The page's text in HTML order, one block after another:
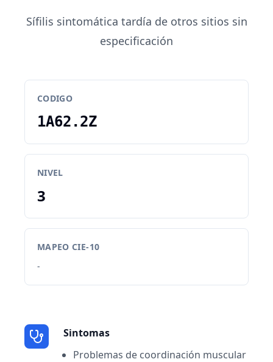
Sífilis sintomática tardía de otros sitios sin
especificación
CODIGO
1A62.2Z
NIVEL
3
MAPEO CIE-10
-
Sintomas
Problemas de coordinación muscular